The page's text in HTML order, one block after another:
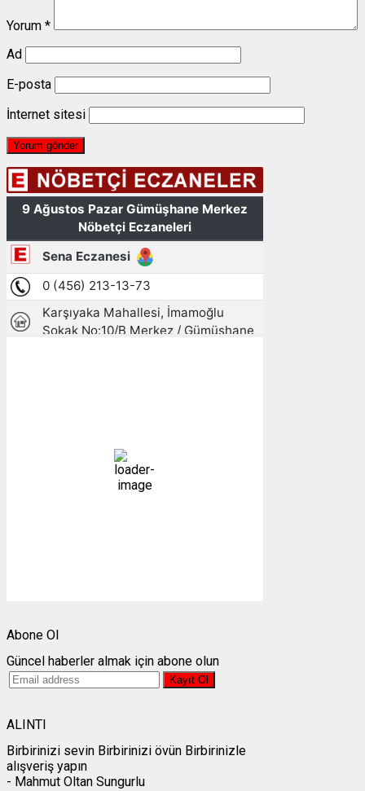
Yorum *
Ad
E-posta
İnternet sitesi
44 %
1008 mb
Abone Ol
Güncel haberler almak için abone olun
ALINTI
Birbirinizi sevin Birbirinizi övün Birbirinizle
alışveriş yapın
- Mahmut Oltan Sungurlu